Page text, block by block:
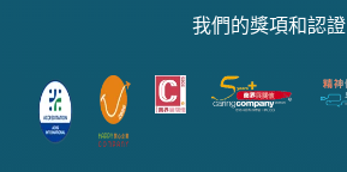
我們的獎項和認證